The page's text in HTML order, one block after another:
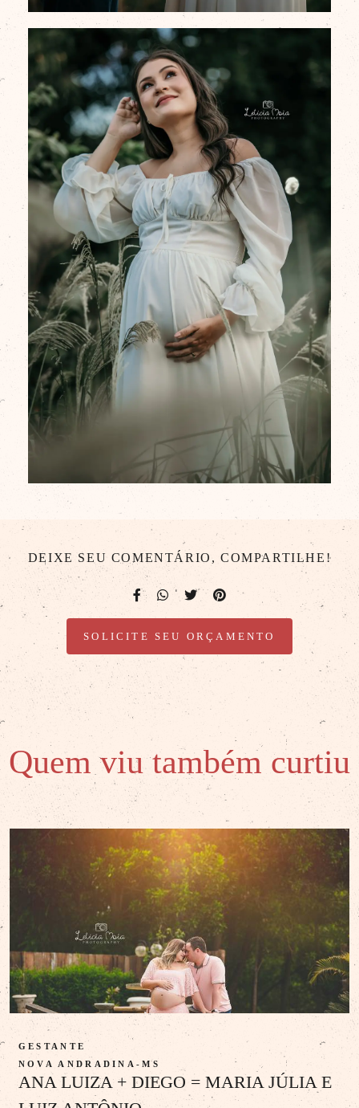
DEIXE SEU COMENTÁRIO, COMPARTILHE!
SOLICITE SEU ORÇAMENTO
Quem viu também curtiu
ANA LUIZA + DIEGO = MARIA JÚLIA E
GESTANTE
NOVA ANDRADINA-MS